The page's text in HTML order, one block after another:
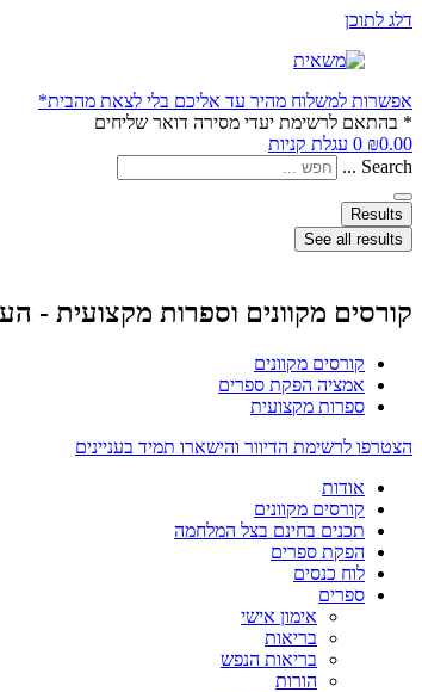
דלג לתוכן
אפשרות למשלוח מהיר עד אליכם בלי לצאת מהבית*
* בהתאם לרשימת יעדי מסירה דואר שליחים
₪0.00
0 עגלת קניות
Search ...
Results
See all results
קורסים מקוונים וספרות מקצועית -
קורסים מקוונים
אמציה הפקת ספרים
ספרות מקצועית
הצטרפו לרשימת הדיוור והישארו תמיד בעניינים
אודות
קורסים מקוונים
תכנים בחינם בצל המלחמה
הפקת ספרים
לוח כנסים
ספרים
אימון אישי
בריאות
בריאות הנפש
הורות